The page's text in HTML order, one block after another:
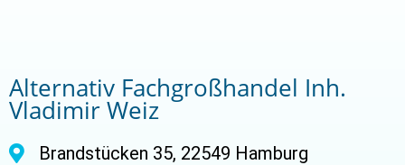
Alternativ Fachgroßhandel Inh.
Vladimir Weiz
Brandstücken 35, 22549 Hamburg